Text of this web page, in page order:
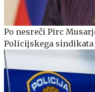
Po nesreči Pirc
Policijskega sindikata